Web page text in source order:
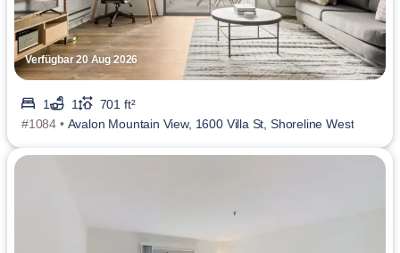
Verfügbar 20 Aug 2026
1 1
701 ft²
#1084 • Avalon Mountain View, 1600 Villa St, Shoreline West